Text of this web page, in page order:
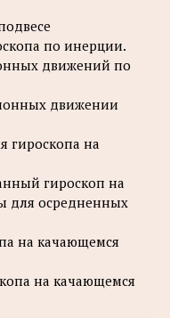
по инерции.
движений по
движении
гироскопа на
гироскоп на
для осредненных
на качающемся
на качающемся